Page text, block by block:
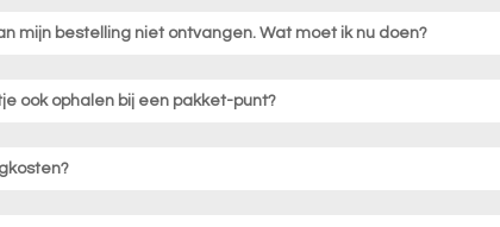
mijn bestelling niet ontvangen. Wat moet ik nu doen?
ook ophalen bij een pakket-punt?